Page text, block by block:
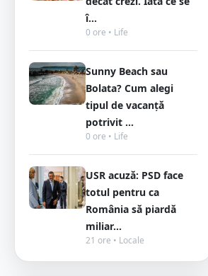
î...
0 ore • Life
Sunny Beach sau
Bolata? Cum alegi
tipul de vacanță
potrivit ...
0 ore • Life
USR acuză: PSD face
totul pentru ca
România să piardă
miliar...
21 ore • Locale